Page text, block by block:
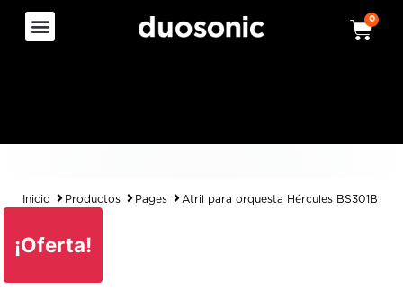
0
Inicio Productos Pages Atril para orquesta Hércules BS301B
¡Oferta!